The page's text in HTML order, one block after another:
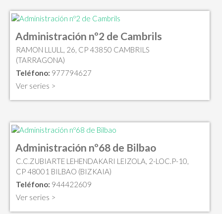
Administración nº2 de Cambrils
RAMON LLULL, 26, CP 43850 CAMBRILS
(TARRAGONA)
Teléfono: 977794627
Ver series >
Administración nº68 de Bilbao
C.C.ZUBIARTE LEHENDAKARI LEIZOLA, 2-LOC.P-10,
CP 48001 BILBAO (BIZKAIA)
Teléfono: 944422609
Ver series >